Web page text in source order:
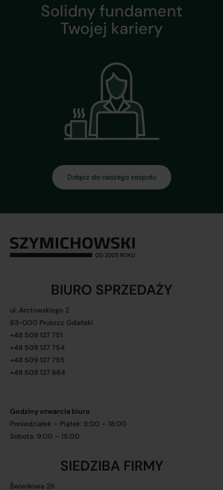
BIURO SPRZEDAŻY
ul. Arctowskiego 2
83-000 Pruszcz Gdański
+48 509 127 751
+48 509 127 754
+48 509 127 755
+48 509 127 664
Godziny otwarcia biura
Poniedziałek – Piątek: 8:00 – 18:00
Sobota: 9:00 – 15:00
SIEDZIBA FIRMY
Świerkowa 26
Solidny fundament
Twojej kariery
Dołącz do naszego zespołu